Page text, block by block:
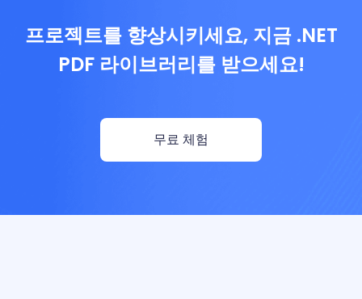
프로젝트를 향상시키세요, 지금 .NET
PDF 라이브러리를 받으세요!
무료 체험